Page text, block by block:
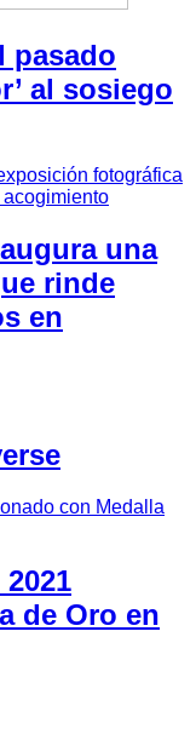
pasado
al sosiego
una
rinde
en
de Oro en